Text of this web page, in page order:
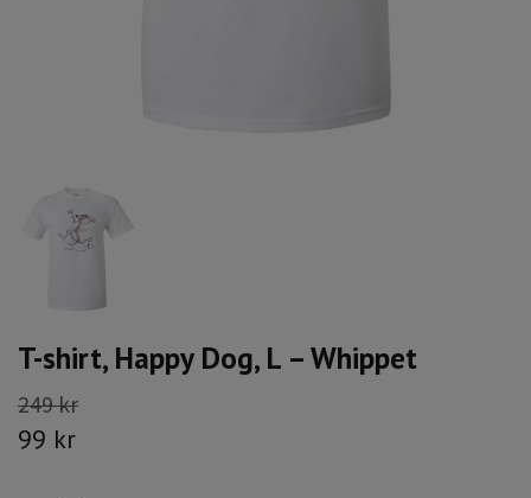
T-shirt, Happy Dog, L – Whippet
249 kr
99 kr